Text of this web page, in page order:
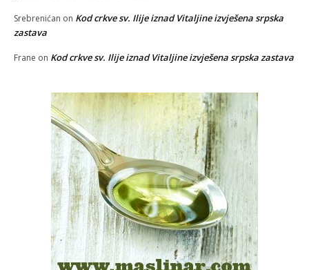
Srebrenićan on Kod crkve sv. Ilije iznad Vitaljine izvješena srpska
zastava
Frane on Kod crkve sv. Ilije iznad Vitaljine izvješena srpska zastava